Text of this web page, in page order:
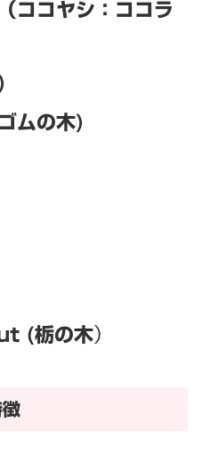
コヤシ：ココラ
ムの木)
(栃の木）